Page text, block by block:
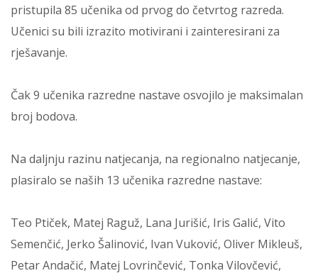
pristupila 85 učenika od prvog do četvrtog razreda.
Učenici su bili izrazito motivirani i zainteresirani za
rješavanje.
Čak 9 učenika razredne nastave osvojilo je maksimalan
broj bodova.
Na daljnju razinu natjecanja, na regionalno natjecanje,
plasiralo se naših 13 učenika razredne nastave:
Teo Ptiček, Matej Raguž, Lana Jurišić, Iris Galić, Vito
Semenčić, Jerko Šalinović, Ivan Vuković, Oliver Mikleuš,
Petar Andačić, Matej Lovrinčević, Tonka Vilovčević,